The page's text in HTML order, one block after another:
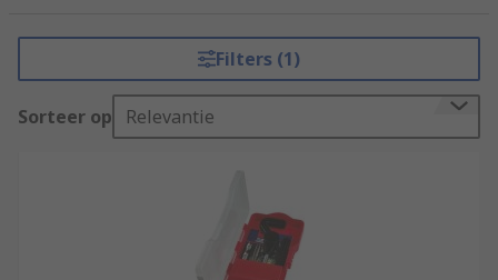
Filters (1)
Sorteer op Relevantie